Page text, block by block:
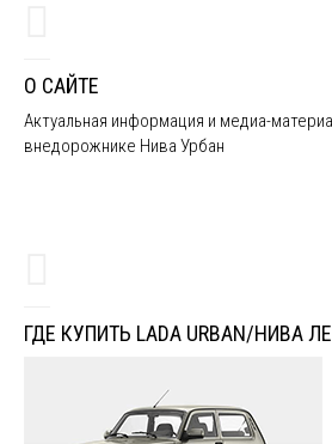
О САЙТЕ
Актуальная информация и медиа-
внедорожнике Нива Урбан
ГДЕ КУПИТЬ LADA URBAN/НИВА